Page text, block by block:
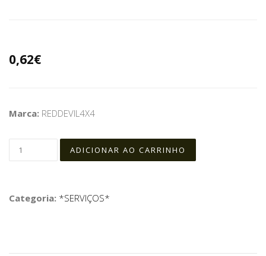
0,62€
Marca: REDDEVIL4X4
Categoria: *SERVIÇOS*